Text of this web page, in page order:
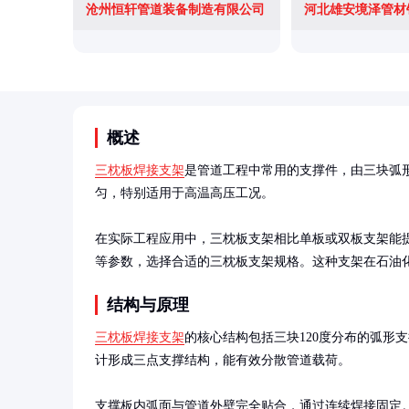
沧州恒轩管道装备制造有限公司 河北雄安境泽管
概述
三枕板焊接支架是管道工程中常用的支撑件，由三块弧
匀，特别适用于高温高压工况。
在实际工程应用中，三枕板支架相比单板或双板支架
等参数，选择合适的三枕板支架规格。这种支架在石油
结构与原理
三枕板焊接支架的核心结构包括三块120度分布的弧形
计形成三点支撑结构，能有效分散管道载荷。
支撑板内弧面与管道外壁完全贴合，通过连续焊接固定